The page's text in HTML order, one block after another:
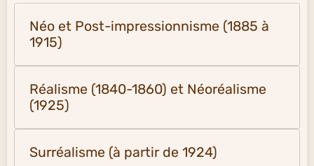
Néo et Post-impressionnisme (1885 à
1915)
Réalisme (1840-1860) et Néoréalisme
(1925)
Surréalisme (à partir de 1924)